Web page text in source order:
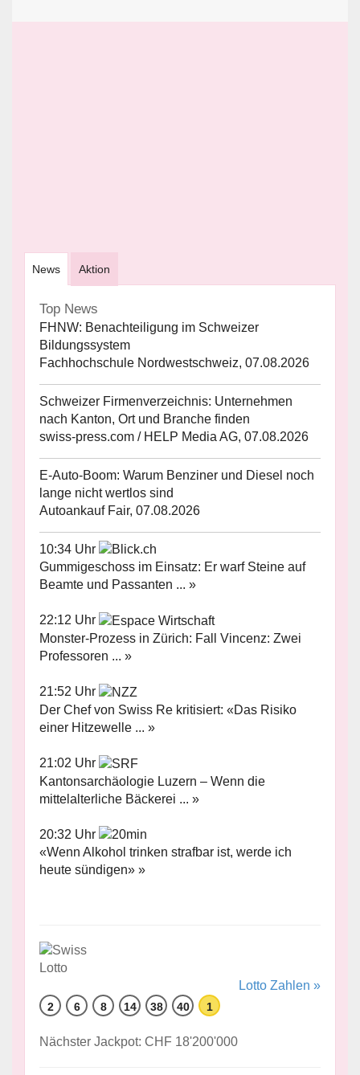
News Aktion
Top News
FHNW: Benachteiligung im Schweizer
Bildungssystem
Fachhochschule Nordwestschweiz, 07.08.2026
Schweizer Firmenverzeichnis: Unternehmen
nach Kanton, Ort und Branche finden
swiss-press.com / HELP Media AG, 07.08.2026
E-Auto-Boom: Warum Benziner und Diesel noch
lange nicht wertlos sind
Autoankauf Fair, 07.08.2026
10:34 Uhr
Gummigeschoss im Einsatz: Er warf Steine auf
Beamte und Passanten ... »
22:12 Uhr
Monster-Prozess in Zürich: Fall Vincenz: Zwei
Professoren ... »
21:52 Uhr
Der Chef von Swiss Re kritisiert: «Das Risiko
einer Hitzewelle ... »
21:02 Uhr
Kantonsarchäologie Luzern – Wenn die
mittelalterliche Bäckerei ... »
20:32 Uhr
«Wenn Alkohol trinken strafbar ist, werde ich
heute sündigen» »
Lotto Zahlen »
2 6 8 14 38 40 1
Nächster Jackpot: CHF 18'200'000